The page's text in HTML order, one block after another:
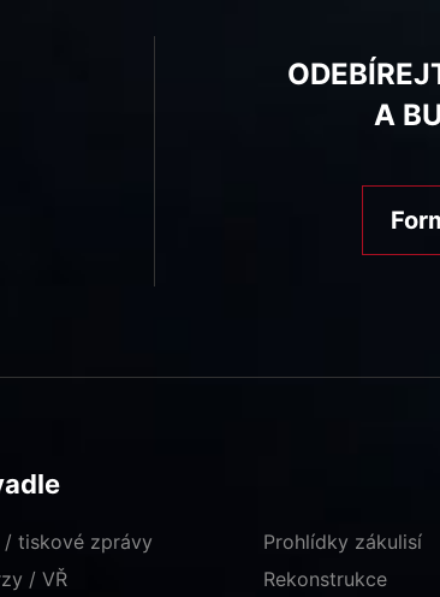
A
/ tiskové zprávy
/ VŘ
Prohlídky zákulisí
Rekonstrukce